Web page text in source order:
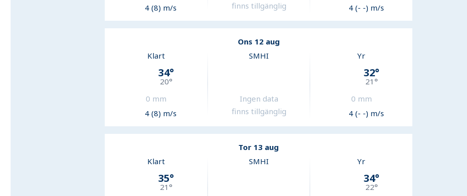
4 (8) m/s
finns tillgänglig
4 (- -) m/s
Ons 12 aug
Klart
34°
20°
0 mm
4 (8) m/s
SMHI
Ingen data
finns tillgänglig
Yr
32°
21 °
0 mm
4 (- -) m/s
Tor 13 aug
Klart
35°
21 °
SMHI Yr
34°
22°